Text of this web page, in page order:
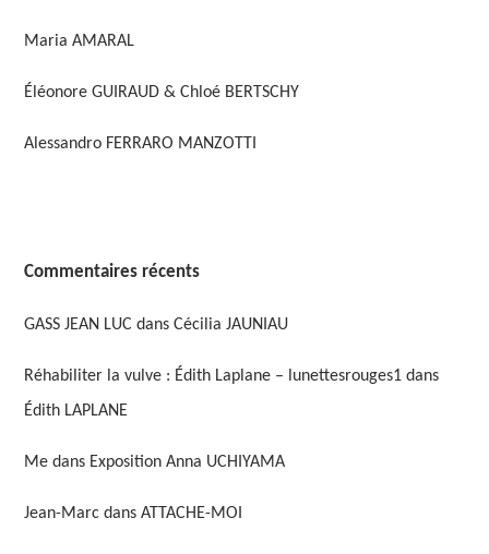
Maria AMARAL
Éléonore GUIRAUD & Chloé BERTSCHY
Alessandro FERRARO MANZOTTI
Commentaires récents
GASS JEAN LUC dans Cécilia JAUNIAU
Réhabiliter la vulve : Édith Laplane – lunettesrouges1 dans
Édith LAPLANE
Me dans Exposition Anna UCHIYAMA
Jean-Marc dans ATTACHE-MOI